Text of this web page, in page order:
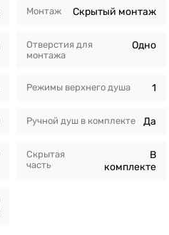
Монтаж Скрытый монтаж
Отверстия для
монтажа
Одно
Режимы верхнего душа 1
Ручной душ в комплекте Да
Скрытая
часть
В
комплекте